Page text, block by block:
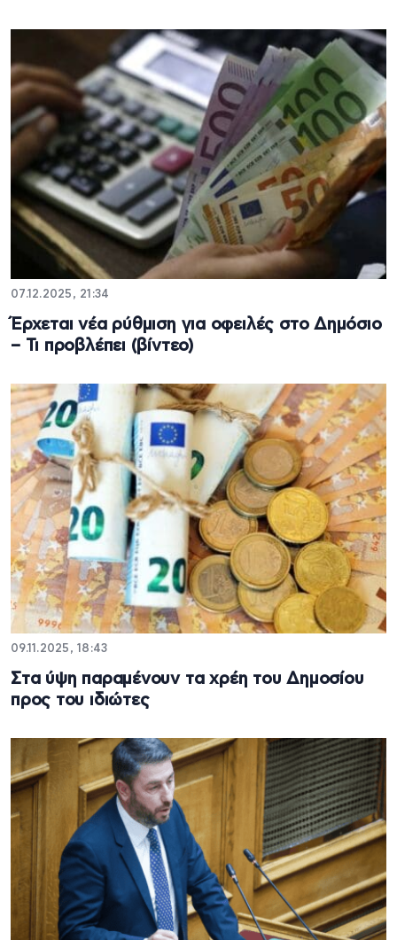
07.12.2025, 21:34
Έρχεται νέα ρύθμιση για οφειλές στο Δημόσιο
– Τι προβλέπει (βίντεο)
09.11.2025, 18:43
Στα ύψη παραμένουν τα χρέη του Δημοσίου
προς του ιδιώτες